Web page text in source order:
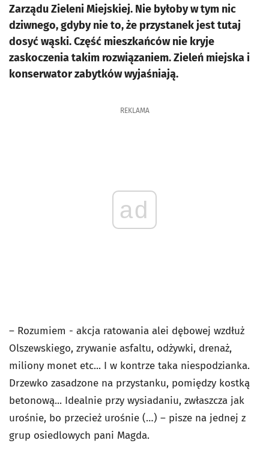
Zarządu Zieleni Miejskiej. Nie byłoby w tym nic
dziwnego, gdyby nie to, że przystanek jest tutaj
dosyć wąski. Część mieszkańców nie kryje
zaskoczenia takim rozwiązaniem. Zieleń miejska i
konserwator zabytków wyjaśniają.
REKLAMA
ad
– Rozumiem - akcja ratowania alei dębowej wzdłuż
Olszewskiego, zrywanie asfaltu, odżywki, drenaż,
miliony monet etc... I w kontrze taka niespodzianka.
Drzewko zasadzone na przystanku, pomiędzy kostką
betonową... Idealnie przy wysiadaniu, zwłaszcza jak
urośnie, bo przecież urośnie (…) – pisze na jednej z
grup osiedlowych pani Magda.